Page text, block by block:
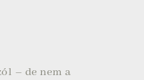
– de nem a